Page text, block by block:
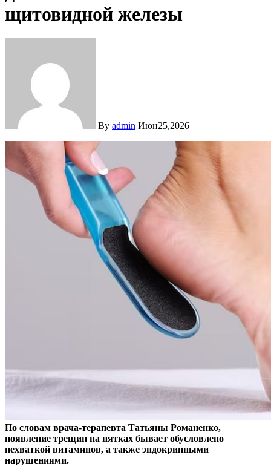
щитовидной железы
By admin Июн25,2026
По словам врача-терапевта Татьяны Романенко,
появление трещин на пятках бывает обусловлено
нехваткой витаминов, а также эндокринными
нарушениями.